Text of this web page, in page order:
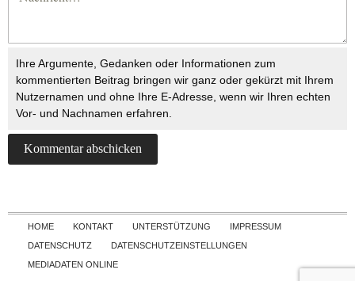
Ihre Argumente, Gedanken oder Informationen zum
kommentierten Beitrag bringen wir ganz oder gekürzt mit Ihrem
Nutzernamen und ohne Ihre E-Adresse, wenn wir Ihren echten
Vor- und Nachnamen erfahren.
Skip to content
HOME KONTAKT UNTERSTÜTZUNG
IMPRESSUM
DATENSCHUTZ
DATENSCHUTZEINSTELLUNGEN
MEDIADATEN ONLINE